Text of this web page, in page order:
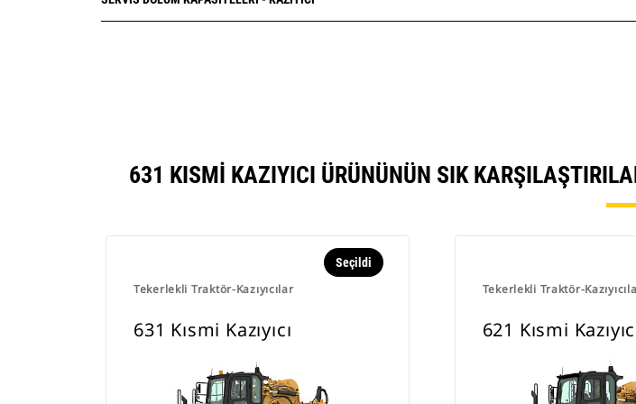
631 KISMI KAZIYICI ÜRÜNÜNÜN SIK
Tekerlekli Traktör-Kazıyıcılar
Seçildi
631 Kısmi Kazıyıcı
Tekerlekli Traktör-
621 Kısmi